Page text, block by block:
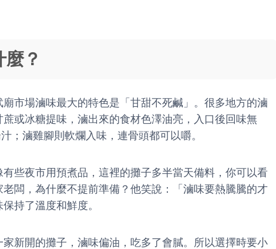
？
市場滷味最大的特色是「甘甜不死鹹」。很多地方的滷
或冰糖提味，滷出來的食材色澤油亮，入口後回味無
；滷雞腳則軟爛入味，連骨頭都可以嚼。
些夜市用預煮品，這裡的攤子多半當天備料，你可以看
闆，為什麼不提前準備？他笑說：「滷味要熱騰騰的才
持了溫度和鮮度。
新開的攤子，滷味偏油，吃多了會膩。所以選擇時要小